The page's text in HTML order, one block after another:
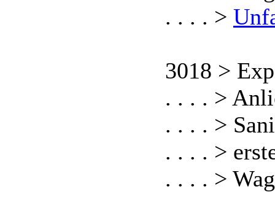
. . . . >
3018 >
. . . . >
. . . . >
. . . . >
. . . . >